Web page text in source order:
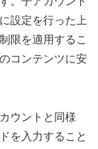
設定を行った上
限を適用するこ
コンテンツに安
ウントと同様
を入力すること